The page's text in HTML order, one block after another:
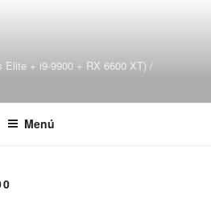
Elite + i9-9900 + RX 6600 XT) /
Menú